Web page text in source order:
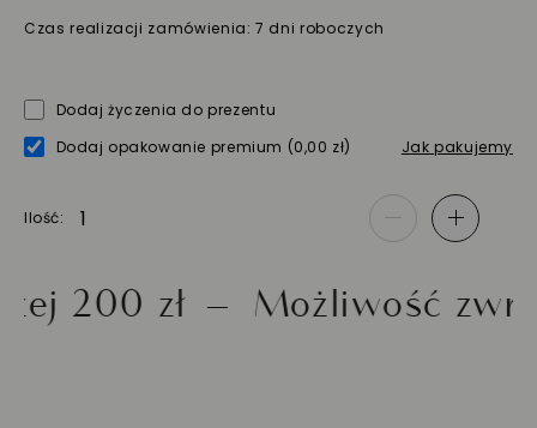
Czas realizacji zamówienia: 7 dni roboczych
Dodaj życzenia do prezentu
Dodaj opakowanie premium (0,00 zł) Jak pakujemy
Ilość - +
zł Możliwość zwrotu